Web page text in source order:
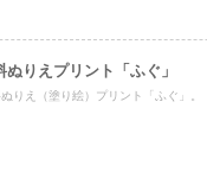
ぬりえプリント「ふぐ」
りえ（塗り絵）プリント「ふぐ」。